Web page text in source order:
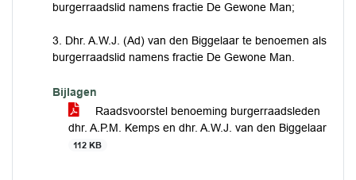
burgerraadslid namens fractie De Gewone Man;
3. Dhr. A.W.J. (Ad) van den Biggelaar te benoemen als
burgerraadslid namens fractie De Gewone Man.
Bijlagen
Raadsvoorstel benoeming burgerraadsleden
dhr. A.P.M. Kemps en dhr. A.W.J. van den Biggelaar
112 KB